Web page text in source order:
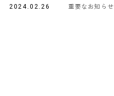
2024.02.26 重要なお知らせ